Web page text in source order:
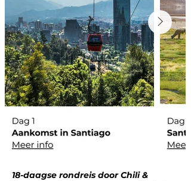
18-daagse rondreis door Chili &